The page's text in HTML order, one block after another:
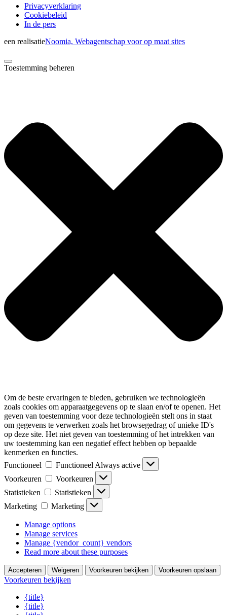
Privacyverklaring
Cookiebeleid
In de pers
een realisatieNoomia, Webagentschap voor op maat sites
Toestemming beheren
Om de beste ervaringen te bieden, gebruiken we technologieën
zoals cookies om apparaatgegevens op te slaan en/of te openen. Het
geven van toestemming voor deze technologieën stelt ons in staat
om gegevens te verwerken zoals het browsegedrag of unieke ID's
op deze site. Het niet geven van toestemming of het intrekken van
uw toestemming kan een negatief effect hebben op bepaalde
kenmerken en functies.
Functioneel
Functioneel Always active
Voorkeuren
Voorkeuren
Statistieken
Statistieken
Marketing
Marketing
Manage options
Manage services
Manage {vendor_count} vendors
Read more about these purposes
Accepteren Weigeren Voorkeuren bekijken Voorkeuren opslaan
Voorkeuren bekijken
{title}
{title}